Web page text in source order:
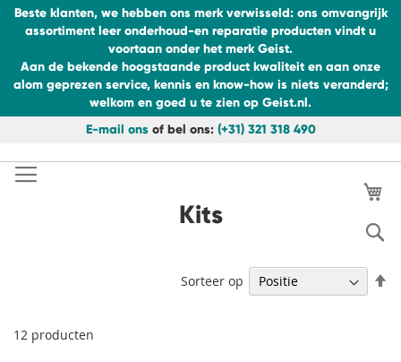
Beste klanten, we hebben ons merk verwisseld: ons omvangrijk
assortiment leer onderhoud-en reparatie producten vindt u
voortaan onder het merk Geist.
Aan de bekende hoogstaande product kwaliteit en aan onze
alom geprezen service, kennis en know-how is niets veranderd;
welkom en goed u te zien op Geist.nl.
E-mail onsof bel ons: (+31) 321 318 490
naar
de
Kits
12 producten
Sorteer op